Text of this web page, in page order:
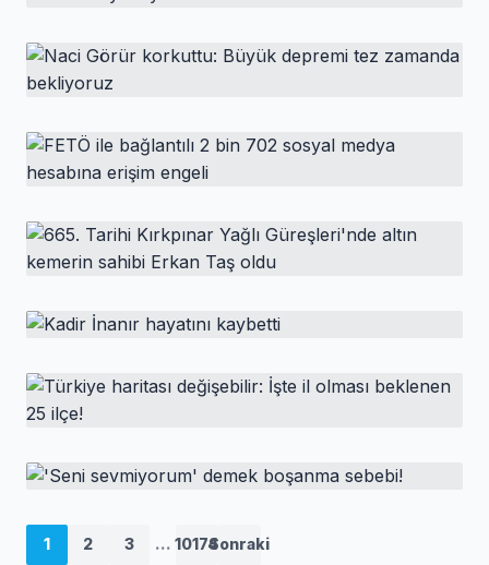
Düğünde takılan altınlar kimin olacak?
Yargıtay son noktayı koydu
Naci Görür korkuttu: Büyük depremi tez
zamanda bekliyoruz
FETÖ ile bağlantılı 2 bin 702 sosyal medya
hesabına erişim engeli
665. Tarihi Kırkpınar Yağlı Güreşleri'nde
Kadir İnanır hayatını kaybetti
Türkiye haritası değişebilir: İşte il olması
'Seni sevmiyorum' demek boşanma sebebi!
1 2 3 ... 10174Sonraki